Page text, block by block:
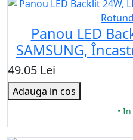
Panou LED
SAMSUNG,
49.05 Lei
Adauga in cos
•